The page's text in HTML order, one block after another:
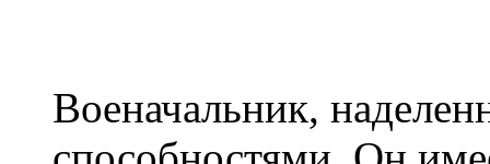
Военачальник,